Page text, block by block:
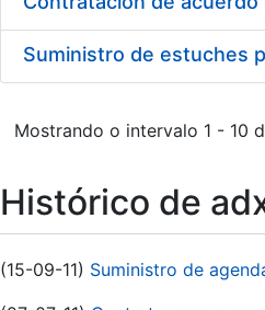
Suministro de estuches
Mostrando o intervalo 1 - 10
Histórico de
(15-09-11) Suministro de